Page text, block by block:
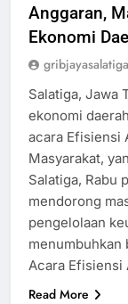
Anggaran,
Ekonomi
gribjayasalatiga
Salatiga, Jawa
ekonomi
acara Efisiensi
Masyarakat,
Salatiga, Rabu
mendorong
pengelolaan
menumbuhkan
Acara Efisiensi
Read More